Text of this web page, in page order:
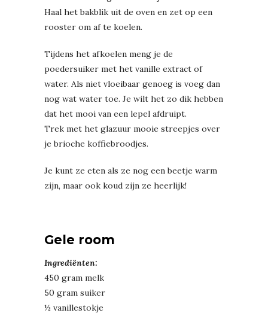
Haal het bakblik uit de oven en zet op een
rooster om af te koelen.
Tijdens het afkoelen meng je de
poedersuiker met het vanille extract of
water. Als niet vloeibaar genoeg is voeg dan
nog wat water toe. Je wilt het zo dik hebben
dat het mooi van een lepel afdruipt.
Trek met het glazuur mooie streepjes over
je brioche koffiebroodjes.
Je kunt ze eten als ze nog een beetje warm
zijn, maar ook koud zijn ze heerlijk!
Gele room
Ingrediënten:
450 gram melk
50 gram suiker
½ vanillestokje